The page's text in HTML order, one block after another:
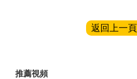
返回上一頁
推薦視頻